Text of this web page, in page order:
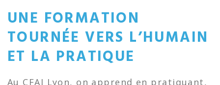
UNE FORMATION
TOURNÉE VERS L’HUMAIN
ET LA PRATIQUE
Au CFAI Lyon, on apprend en pratiquant,